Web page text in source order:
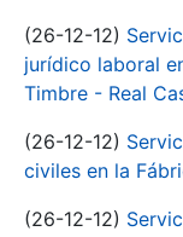
(26-12-12)
jurídico laboral
Timbre - Real
(26-12-12)
civiles en la
(26-12-12)